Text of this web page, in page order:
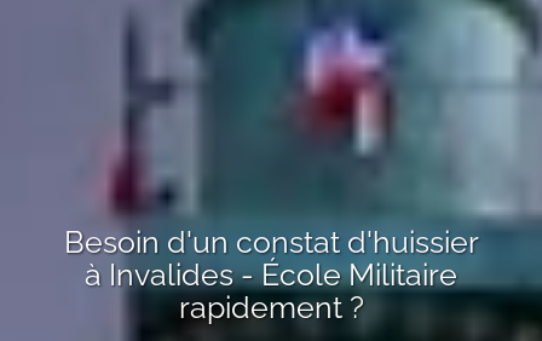
Besoin d'un constat d'huissier
à Invalides - École Militaire
rapidement ?